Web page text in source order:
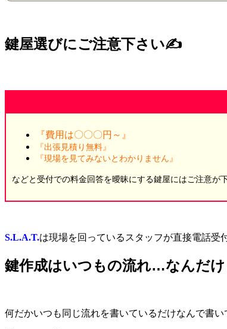
鍵屋選びにご注意下さい✍️
『費用は〇〇〇円～』
『出張見積り無料』
『現場を見てみないとわかりません』
などと受付での料金回答を曖昧にする鍵屋にはご注意
S.L.A.T.は現場を回っているスタッフが直接電話受
鍵作成はいつもの流れ…なんだけ
何だかいつも同じ流れを書いているだけなんで書